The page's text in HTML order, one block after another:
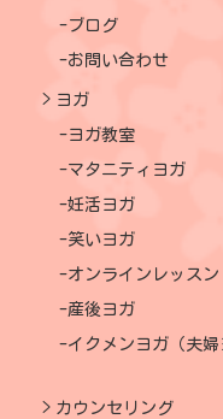
ブログ
お問い合わせ
ヨガ
ヨガ教室
マタニティヨガ
妊活ヨガ
笑いヨガ
オンラインレッスン
産後ヨガ
イクメンヨガ（夫婦
カウンセリング